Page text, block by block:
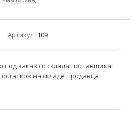
Артикул: 109
заказ со склада поставщика
на складе продавца